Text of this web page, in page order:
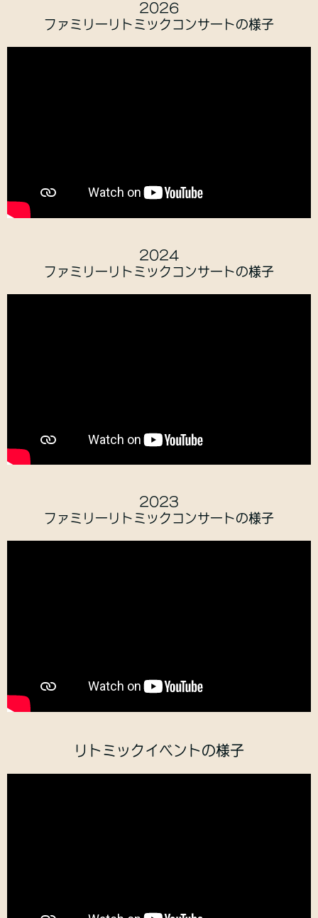
2026
ファミリーリトミックコンサートの様子
2024
ファミリーリトミックコンサートの様子
2023
ファミリーリトミックコンサートの様子
リトミックイベントの様子